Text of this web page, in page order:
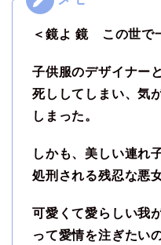
＜鏡よ 鏡 この世で
子供服のデザイナー
死ししてしまい、気
しまった。
しかも、美しい連れ
処刑される残忍な悪
可愛くて愛らしい我
って愛情を注ぎたい